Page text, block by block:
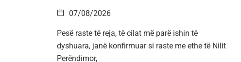
07/08/2026
Pesë raste të reja, të cilat më parë ishin të
dyshuara, janë konfirmuar si raste me ethe të Nilit
Perëndimor,